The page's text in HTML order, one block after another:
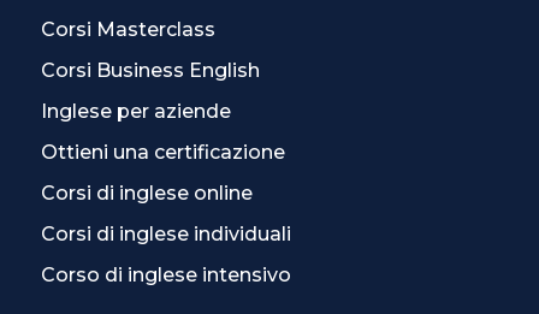
Corsi Masterclass
Corsi Business English
Inglese per aziende
Ottieni una certificazione
Corsi di inglese online
Corsi di inglese individuali
Corso di inglese intensivo